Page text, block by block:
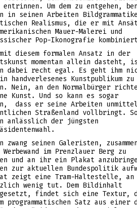
entrinnen. Um dem zu entgehen,
in seinen Arbeiten
Realismus, die er mit
Mauer-Malerei und
Pop-Ikonografie
diesem formalen Ansatz in der
momentan allein dasteht,
dabei recht egal. Es geht ihm
handverlesenes Kunstpublikum zu
Nein, an den Normalbürger
Kunst. Und so kann es sogar
dass er seine Arbeiten
Straßenland vollbringt.
anlässlich der jüngsten
zwang seinen Galeristen,
im Prenzlauer Berg zu
und an ihr ein Plakat
zur aktuellen Bundespolitik
zeigt eine Tram-Haltestelle, an
wenig tut. Dem Bildinhalt
findet sich eine Textur,
programmatischen Satz aus einer